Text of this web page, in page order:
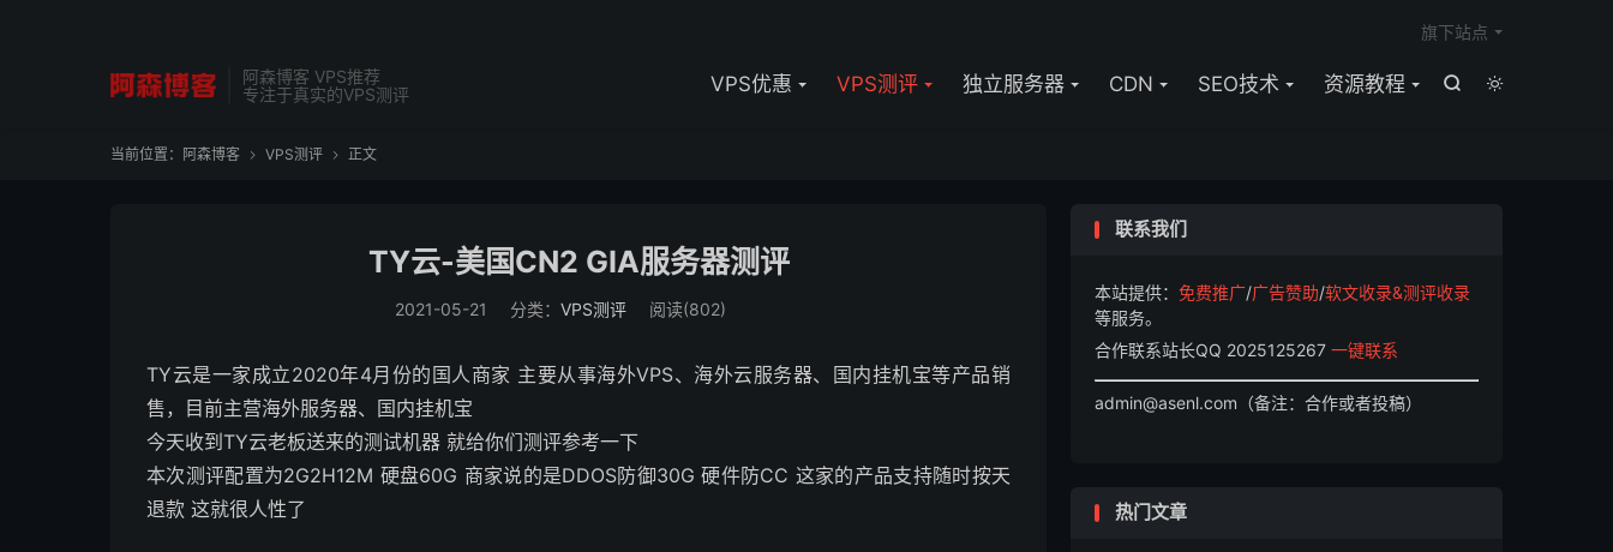
阿森博客 VPS推荐
专注于真实的VPS测评


VPS优惠 VPS测评 独立服务器 CDN SEO技术 资源教程
旗下站点
当前位置： 阿森博客  VPS测评  正文
TY云-美国CN2 GIA服务器测评
2021-05-21 分类： VPS测评 阅读(802)
TY云是一家成立2020年4月份的国人商家 主要从事海外VPS、海外云服务器、国内挂机宝等产品销
售，目前主营海外服务器、国内挂机宝
今天收到TY云老板送来的测试机器 就给你们测评参考一下
本次测评配置为2G2H12M 硬盘60G 商家说的是DDOS防御30G 硬件防CC 这家的产品支持随时按天
退款 这就很人性了
联系我们
本站提供： 免费推广/广告赞助/软文收录&测评收录
等服务。
合作联系站长QQ 2025125267 一键联系
admin@asenl.com（备注：合作或者投稿）
热门文章